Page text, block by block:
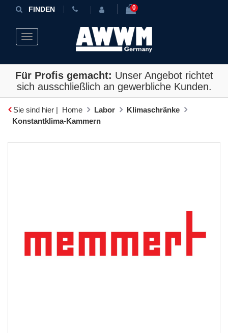
FINDEN 0
Toggle navigation
Für Profis gemacht: Unser Angebot richtet
sich ausschließlich an gewerbliche Kunden.
Sie sind hier | Home Labor
Klimaschränke
Konstantklima-Kammern